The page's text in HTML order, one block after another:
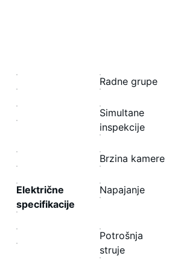
Radne grupe
Simultane
inspekcije
Brzina kamere
Električne
specifikacije
Napajanje
Potrošnja
struje